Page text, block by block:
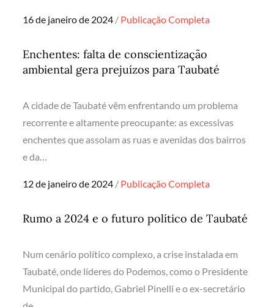
Posted
16 de janeiro de 2024 Publicação Completa
Enchentes: falta de conscientização
ambiental gera prejuízos para Taubaté
A cidade de Taubaté vêm enfrentando um problema
recorrente e altamente preocupante: as excessivas
enchentes que assolam as ruas e avenidas dos bairros
e da…
Posted
12 de janeiro de 2024 Publicação Completa
Rumo a 2024 e o futuro político de Taubaté
Num cenário político complexo, a crise instalada em
Taubaté, onde líderes do Podemos, como o Presidente
Municipal do partido, Gabriel Pinelli e o ex-secretário